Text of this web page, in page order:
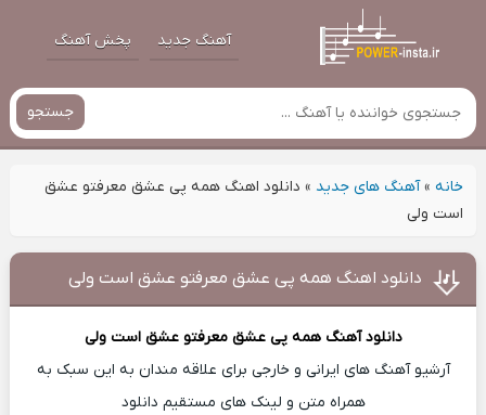
آهنگ جدید پخش آهنگ
جستجو
خانه»آهنگ های جدید » دانلود اهنگ همه پی عشق معرفتو عشق
است ولی
دانلود اهنگ همه پی عشق معرفتو عشق است ولی
دانلود آهنگ همه پی عشق معرفتو عشق است ولی
آرشیو آهنگ های ایرانی و خارجی برای علاقه مندان به این سبک به
همراه متن و لینک های مستقیم دانلود